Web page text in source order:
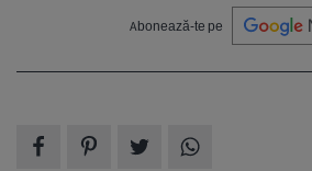
Abonează-te pe